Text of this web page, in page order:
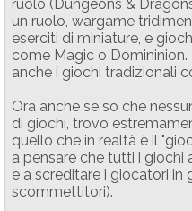
ruolo (Dungeons &
un ruolo, wargame
eserciti di miniature, e
come Magic o
anche i giochi tradizionali
Ora anche se so che
di giochi, trovo
quello che in realtà è il
a pensare che tutti i
e a screditare i giocatori
scommettitori).